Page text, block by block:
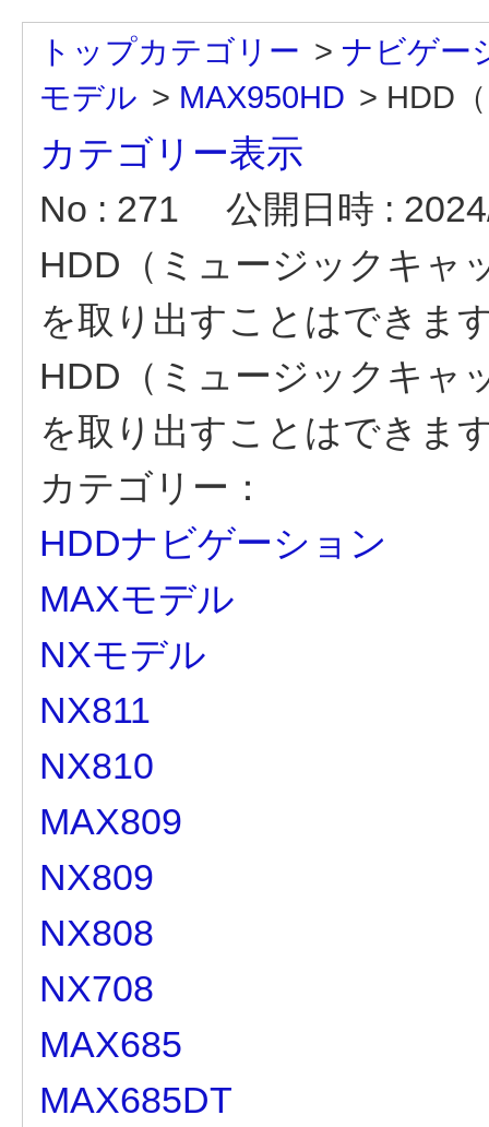
トップカテゴリー > ナビゲー
モデル > MAX950HD > HDD
カテゴリー表示
No : 271
公開日時 :
HDD（ミュージックキャ
を取り出すことはできま
HDD（ミュージックキャ
を取り出すことはできま
カテゴリー：
HDDナビゲーション
MAXモデル
NXモデル
NX811
NX810
MAX809
NX809
NX808
NX708
MAX685
MAX685DT